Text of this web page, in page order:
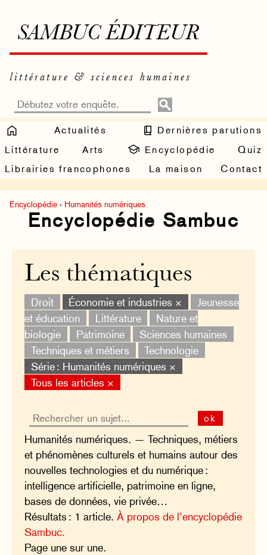
SAMBUC ÉDITEUR
littérature & sciences humaines
Actualités
Dernières parutions
Littérature
Arts Encyclopédie
Quiz
Librairies francophones
La maison Contact
Encyclopédie › Humanités numériques
Encyclopédie Sambuc
Les thématiques
Droit Économie et industries ×
Jeunesse
et éducation
Littérature
Nature et
biologie
Patrimoine
Sciences humaines
Techniques et métiers
Technologie
Série : Humanités numériques ×
Tous les articles ×
ok
Humanités numériques. — Techniques, métiers
et phénomènes culturels et humains autour des
nouvelles technologies et du numérique :
intelligence artificielle, patrimoine en ligne,
bases de données, vie privée…
Résultats : 1 article.À propos de l’encyclopédie
Sambuc.
Page une sur une.